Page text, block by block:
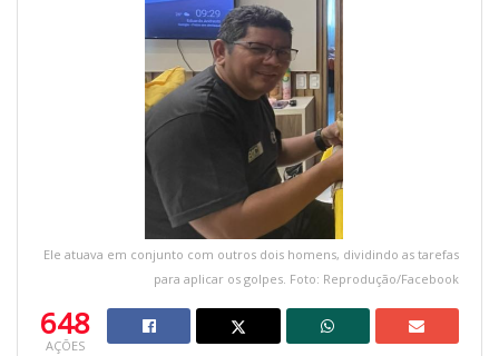
Ele atuava em conjunto com outros dois homens, dividindo as tarefas
para aplicar os golpes. Foto: Reprodução/Facebook
648
AÇÕES